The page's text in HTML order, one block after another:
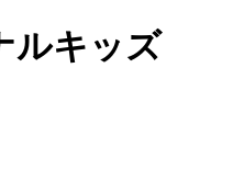
ルキッズ